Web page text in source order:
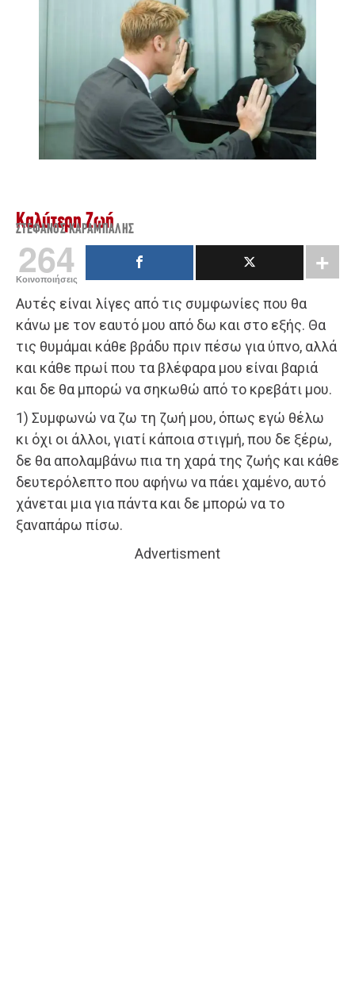
Καλύτερη Ζωή
ΣΤΈΦΑΝΟΣ ΚΑΡΆΜΠΑΛΗΣ
264
Κοινοποιήσεις
Αυτές είναι λίγες από τις συμφωνίες που θα
κάνω με τον εαυτό μου από δω και στο εξής. Θα
τις θυμάμαι κάθε βράδυ πριν πέσω για ύπνο, αλλά
και κάθε πρωί που τα βλέφαρα μου είναι βαριά
και δε θα μπορώ να σηκωθώ από το κρεβάτι μου.
1) Συμφωνώ να ζω τη ζωή μου, όπως εγώ θέλω
κι όχι οι άλλοι, γιατί κάποια στιγμή, που δε ξέρω,
δε θα απολαμβάνω πια τη χαρά της ζωής και κάθε
δευτερόλεπτο που αφήνω να πάει χαμένο, αυτό
χάνεται μια για πάντα και δε μπορώ να το
ξαναπάρω πίσω.
Advertisment